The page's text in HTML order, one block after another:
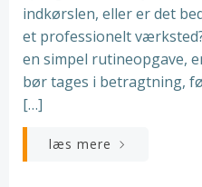
indkørslen, eller er det
et professionelt
en simpel rutineopgave,
bør tages i betragtning,
[…]
læs mere